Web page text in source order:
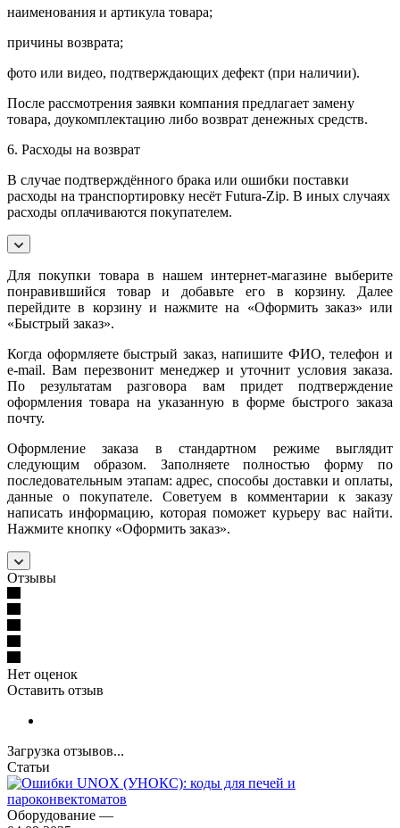
наименования и артикула товара;
причины возврата;
фото или видео, подтверждающих дефект (при наличии).
После рассмотрения заявки компания предлагает замену
товара, доукомплектацию либо возврат денежных средств.
6. Расходы на возврат
В случае подтверждённого брака или ошибки поставки
расходы на транспортировку несёт Futura-Zip. В иных случаях
расходы оплачиваются покупателем.
Для покупки товара в нашем интернет-магазине выберите
понравившийся товар и добавьте его в корзину. Далее
перейдите в корзину и нажмите на «Оформить заказ» или
«Быстрый заказ».
Когда оформляете быстрый заказ, напишите ФИО, телефон и
e-mail. Вам перезвонит менеджер и уточнит условия заказа.
По результатам разговора вам придет подтверждение
оформления товара на указанную в форме быстрого заказа
почту.
Оформление заказа в стандартном режиме выглядит
следующим образом. Заполняете полностью форму по
последовательным этапам: адрес, способы доставки и оплаты,
данные о покупателе. Советуем в комментарии к заказу
написать информацию, которая поможет курьеру вас найти.
Нажмите кнопку «Оформить заказ».
Отзывы
Нет оценок
Оставить отзыв
Загрузка отзывов...
Статьи
Оборудование —